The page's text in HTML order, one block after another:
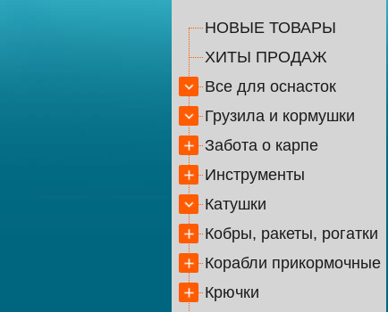
НОВЫЕ ТОВАРЫ
ХИТЫ ПРОДАЖ
Все для оснасток
Грузила и кормушки
Забота о карпе
Инструменты
Катушки
Кобры, ракеты, рогатки
Корабли прикормочные
Крючки